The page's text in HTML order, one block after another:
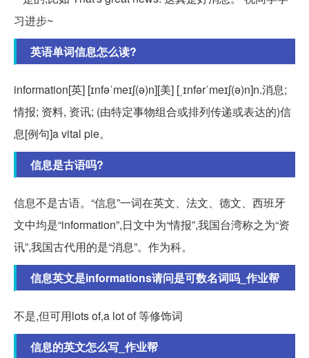
习进步~
英语单词信息怎么读?
information[英] [ɪnfəˈmeɪʃ(ə)n][美] [ˌɪnfərˈmeɪʃ(ə)n]n.消息;
情报; 资料, 资讯; (由特定事物组合或排列传递或表达的)信
息[例句]a vital pie。
信息是古语吗?
信息不是古语。“信息”一词在英文、法文、德文、西班牙
文中均是“information”,日文中为“情报”,我国台湾称之为“资
讯”,我国古代用的是“消息”。作为科。
信息英文是informations请问是可数名词吗_作业帮
不是,但可用lots of,a lot of 等修饰词
信息的英文怎么写_作业帮